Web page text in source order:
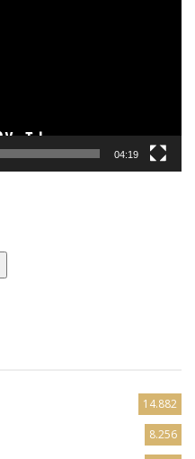
04:19
14.882
8.256